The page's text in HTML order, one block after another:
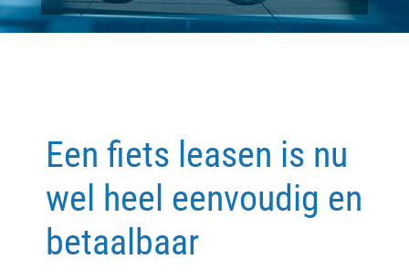
Modellen
Contact
Een fiets leasen is nu
wel heel eenvoudig en
betaalbaar